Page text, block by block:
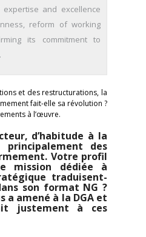
and excellence
reform of working
its commitment to
et des restructurations, la
fait-elle sa révolution ?
à l’œuvre.
d’habitude à la
principalement des
Votre profil
mission dédiée à
traduisent-
son format NG ?
a amené à la DGA et
justement à ces